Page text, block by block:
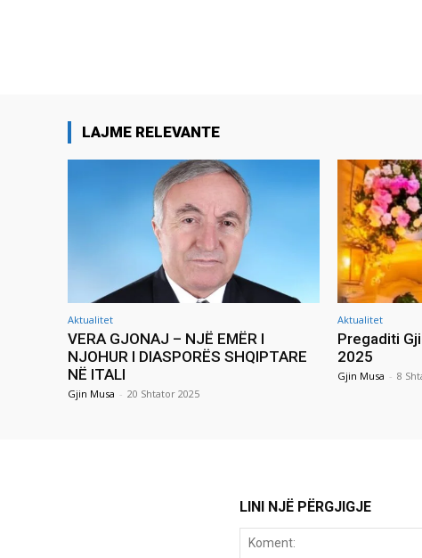
LAJME RELEVANTE
Aktualitet
VERA GJONAJ – NJË EMËR I
NJOHUR I DIASPORËS SHQIPTARE
NË ITALI
Gjin Musa - 20 Shtator 2025
Aktualitet
Pregaditi
2025
Gjin Musa - 8
LINI NJË PËRGJIGJE